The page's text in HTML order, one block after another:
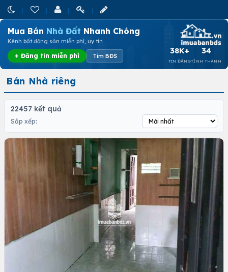
Mua Bán Nhà Đất Nhanh Chóng
Kênh bất động sản miễn phí, uy tín
+ Đăng tin miễn phí Tìm BĐS
38K+
TIN ĐĂNG
34
TỈNH THÀNH
Bán Nhà riêng
22457 kết quả
Sắp xếp: